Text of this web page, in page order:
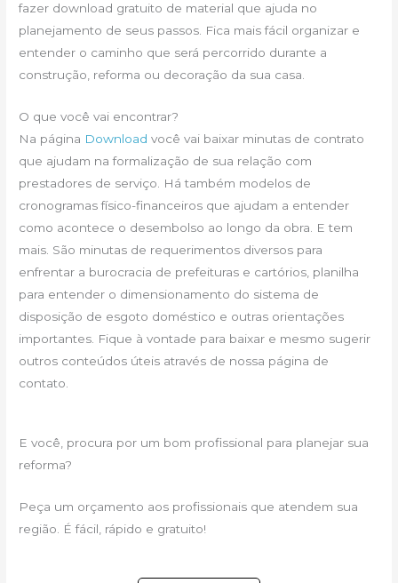
fazer download gratuito de material que ajuda no
planejamento de seus passos. Fica mais fácil organizar e
entender o caminho que será percorrido durante a
construção, reforma ou decoração da sua casa.
O que você vai encontrar?
Na página Download você vai baixar minutas de contrato
que ajudam na formalização de sua relação com
prestadores de serviço. Há também modelos de
cronogramas físico-financeiros que ajudam a entender
como acontece o desembolso ao longo da obra. E tem
mais. São minutas de requerimentos diversos para
enfrentar a burocracia de prefeituras e cartórios, planilha
para entender o dimensionamento do sistema de
disposição de esgoto doméstico e outras orientações
importantes. Fique à vontade para baixar e mesmo sugerir
outros conteúdos úteis através de nossa página de
contato.
E você, procura por um bom profissional para planejar sua
reforma?
Peça um orçamento aos profissionais que atendem sua
região. É fácil, rápido e gratuito!